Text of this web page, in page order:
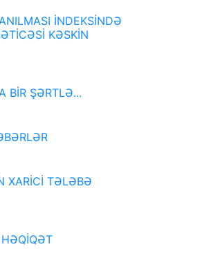
İNDEKSİNDƏ
KƏSKİN
BİR ŞƏRTLƏ...
XARİCİ TƏLƏBƏ
HƏQİQƏT